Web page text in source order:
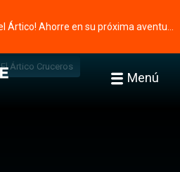
Menú
El Ártico Cruceros